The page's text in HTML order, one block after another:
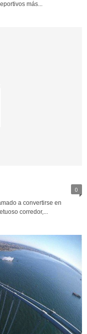
más...
0
a convertirse en
corredor,...